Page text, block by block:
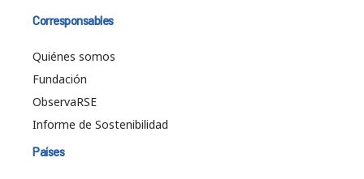
Corresponsables
Quiénes somos
Fundación
ObservaRSE
Informe de Sostenibilidad
Países